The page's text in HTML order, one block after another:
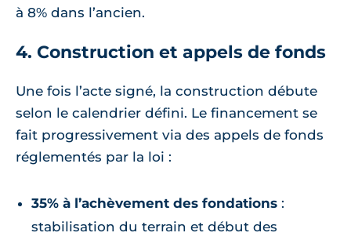
à 8% dans l’ancien.
4. Construction et appels de fonds
Une fois l’acte signé, la construction débute
selon le calendrier défini. Le financement se
fait progressivement via des appels de fonds
réglementés par la loi :
35% à l’achèvement des fondations :
stabilisation du terrain et début des